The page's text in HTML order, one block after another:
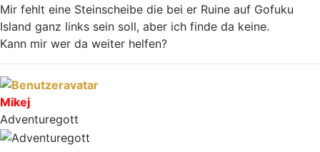
Mir fehlt eine Steinscheibe die bei er Ruine auf Gofuku
Island ganz links sein soll, aber ich finde da keine.
Kann mir wer da weiter helfen?
Mikej
Adventuregott